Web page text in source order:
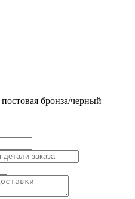
бронза/черный